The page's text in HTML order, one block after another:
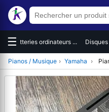
☰Batteries ordinateurs ...
Pianos / Musique › Yamaha ›